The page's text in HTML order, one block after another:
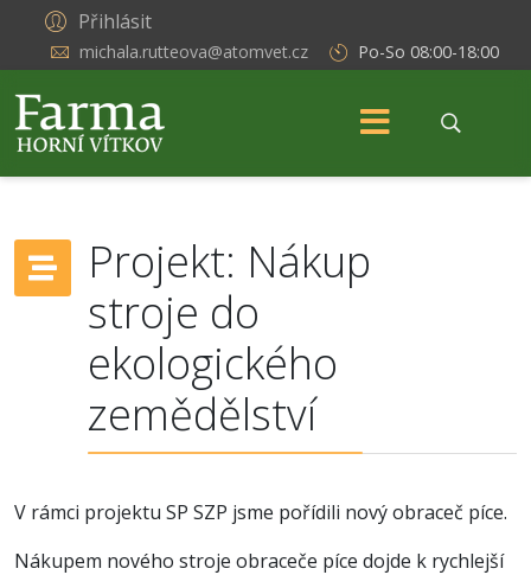
Přihlásit
michala.rutteova@atomvet.cz Po-So 08:00-18:00
Projekt: Nákup
stroje do
ekologického
zemědělství
V rámci projektu SP SZP jsme pořídili nový obraceč píce.
Nákupem nového stroje obraceče píce dojde k rychlejší